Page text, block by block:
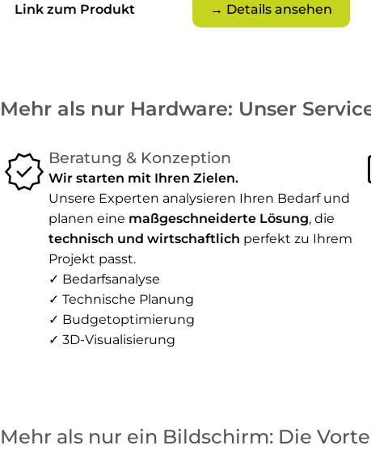
Link zum Produkt → Details ansehen
Mehr als nur Hardware: Unser
verified Beratung & Konzeption
Wir starten mit Ihren Zielen.
Unsere Experten analysieren Ihren Bedarf und
planen eine maßgeschneiderte Lösung, die
technisch und wirtschaftlich perfekt zu Ihrem
Projekt passt.
✓ Bedarfsanalyse
✓ Technische Planung
✓ Budgetoptimierung
✓ 3D-Visualisierung
Mehr als nur ein Bildschirm: Die